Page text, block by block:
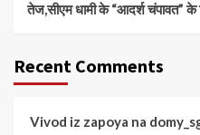
तेज,सीएम धामी के “आदर्श चंपावत”
Recent Comments
Vivod iz zapoya na